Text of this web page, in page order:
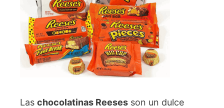
Las chocolatinas Reeses son un dulce